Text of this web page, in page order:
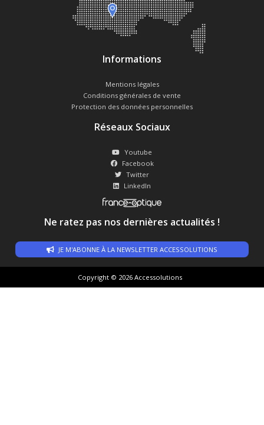
Informations
Mentions légales
Conditions générales de vente
Protection des données personnelles
Réseaux Sociaux
Youtube
Facebook
Twitter
LinkedIn
Ne ratez pas nos dernières actualités !
JE M'ABONNE À LA NEWSLETTER ACCESSOLUTIONS
Copyright © 2026 Accessolutions